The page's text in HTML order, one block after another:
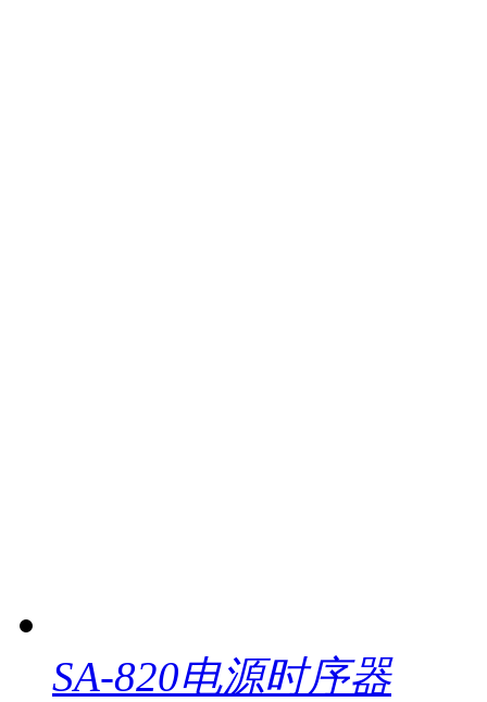
SA-820电源时序器